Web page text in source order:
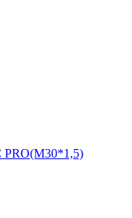
PRO(М30*1,5)